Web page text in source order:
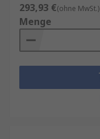
293,93 €(ohne MwSt.)
Menge